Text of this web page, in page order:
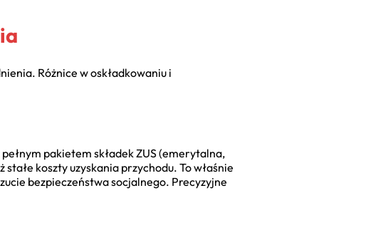
Różnice w oskładkowaniu i
pakietem składek ZUS (emerytalna,
koszty uzyskania przychodu. To właśnie
bezpieczeństwa socjalnego. Precyzyjne